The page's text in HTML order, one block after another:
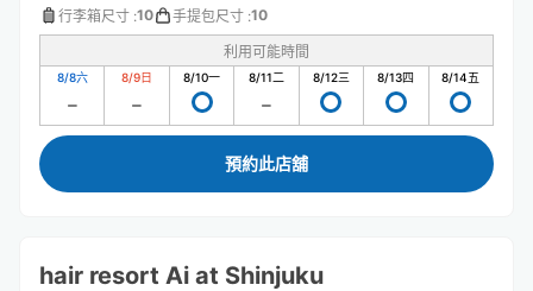
行李箱尺寸 :10 手提包尺寸 :10
利用可能時間
8/8六 8/9日 8/10一 8/11二 8/12三 8/13四 8/14五
預約此店舖
hair resort Ai at Shinjuku